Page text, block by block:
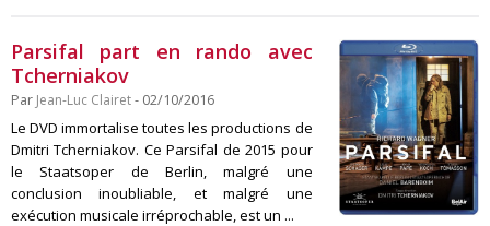
Parsifal part en rando avec
Tcherniakov
Par Jean-Luc Clairet- 02/10/2016
Le DVD immortalise toutes les productions de
Dmitri Tcherniakov. Ce Parsifal de 2015 pour
le Staatsoper de Berlin, malgré une
conclusion inoubliable, et malgré une
exécution musicale irréprochable, est un ...